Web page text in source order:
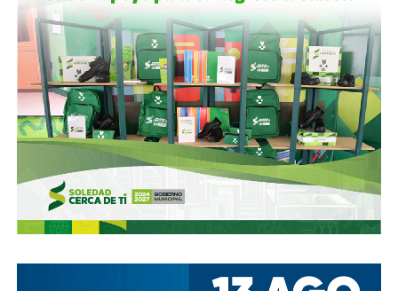
y jul. 2021; Folleto Informativo Definitivo, Bolsa Mexicana
de Valores, may. 2021).
Si bien todos estos empresarios se han aliado en otras
ocasiones (en 2017 ganaron la licitación para construir
el ahora cancelado Aeropuerto de Texcoco),cuando
se otorgó la concesión para la administración de El
Realito, ni Slim ni Martínez ni los copresidentes de
Televisa tenían sus actuales injerencias en Aquos, por
lo que se podría decir que ésta fue heredada, y acabó
dejando el control de la presa en las manos de cuatro de
al menos tres intentos de rescindir o